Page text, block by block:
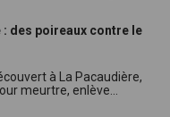
des poireaux contre le
à La Pacaudière,
meurtre, enlève...